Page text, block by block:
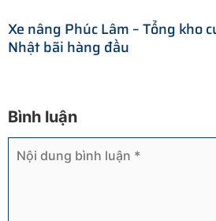
Xe nâng Phúc Lâm – Tổng kho
Nhật bãi hàng đầu
Bình luận